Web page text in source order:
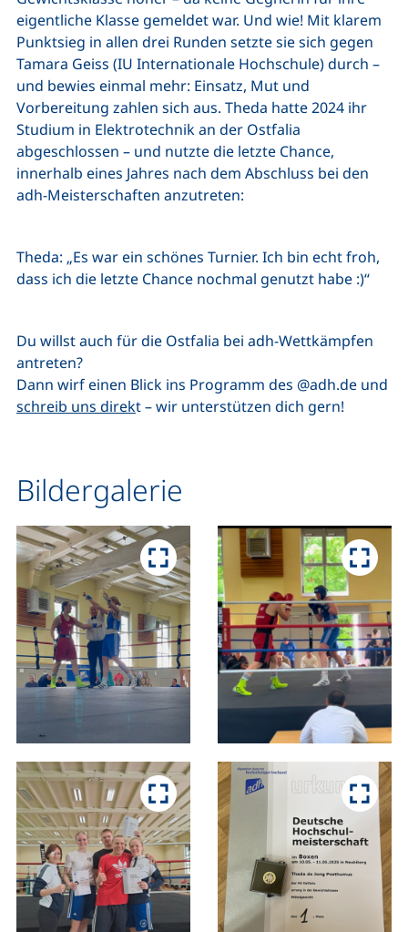
eigentliche Klasse gemeldet war. Und wie! Mit klarem
Punktsieg in allen drei Runden setzte sie sich gegen
Tamara Geiss (IU Internationale Hochschule) durch –
und bewies einmal mehr: Einsatz, Mut und
Vorbereitung zahlen sich aus. Theda hatte 2024 ihr
Studium in Elektrotechnik an der Ostfalia
abgeschlossen – und nutzte die letzte Chance,
innerhalb eines Jahres nach dem Abschluss bei den
adh-Meisterschaften anzutreten:
Theda: „Es war ein schönes Turnier. Ich bin echt froh,
dass ich die letzte Chance nochmal genutzt habe :)“
Du willst auch für die Ostfalia bei adh-Wettkämpfen
antreten?
Dann wirf einen Blick ins Programm des @adh.de und
schreib uns direkt – wir unterstützen dich gern!
Bildergalerie